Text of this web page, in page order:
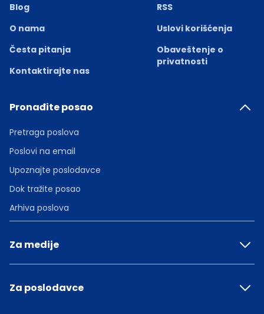
Blog
O nama
Česta pitanja
Kontaktirajte nas
RSS
Uslovi korišćenja
Obaveštenje o
privatnosti
Pronađite posao
Pretraga poslova
Poslovi na email
Upoznajte poslodavce
Dok tražite posao
Arhiva poslova
Za medije
Za poslodavce